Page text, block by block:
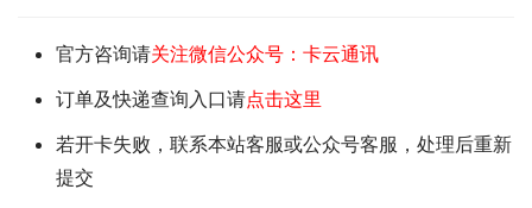
官方咨询请关注微信公众号：卡云通讯
订单及快递查询入口请点击这里
若开卡失败，联系本站客服或公众号客服，处理后重新
提交